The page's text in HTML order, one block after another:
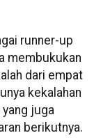
runner-up
membukukan
dari empat
kekalahan
juga
berikutnya.